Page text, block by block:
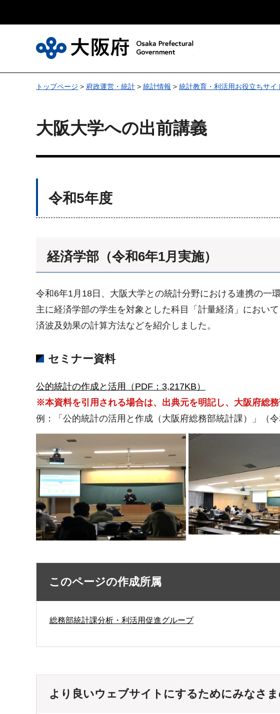
トップページ > 府政運営・統計 > 統計情報 > 統計教育・利活用お役立ちサイ
大阪大学への出前講義
令和5年度
経済学部（令和6年1月実施）
令和6年1月18日、大阪大学との統計分野における連携の一
主に経済学部の学生を対象とした科目「計量経済」におい
済波及効果の計算方法などを紹介しました。
セミナー資料
公的統計の作成と活用（PDF：3,217KB）
※本資料を引用される場合は、出典元を明記し、大阪府総
例：「公的統計の活用と作成（大阪府総務部統計課）」（
このページの作成所属
総務部統計課分析・利活用促進グループ
より良いウェブサイトにするためにみなさ